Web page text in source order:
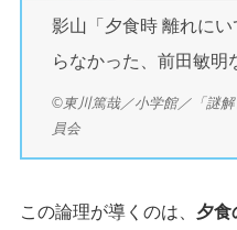
影山「夕食時 離れに
らなかった、前田敏明
©東川篤哉／小学館／「謎
員会
この論理が導くのは、 夕食